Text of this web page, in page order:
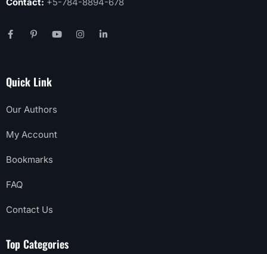
Quick Link
Our Authors
My Account
Bookmarks
FAQ
Contact Us
Top Categories